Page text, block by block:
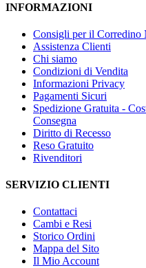
INFORMAZIONI
Consigli per il Corredino
Assistenza Clienti
Chi siamo
Condizioni di Vendita
Informazioni Privacy
Pagamenti Sicuri
Spedizione Gratuita -
Consegna
Diritto di Recesso
Reso Gratuito
Rivenditori
SERVIZIO CLIENTI
Contattaci
Cambi e Resi
Storico Ordini
Mappa del Sito
Il Mio Account